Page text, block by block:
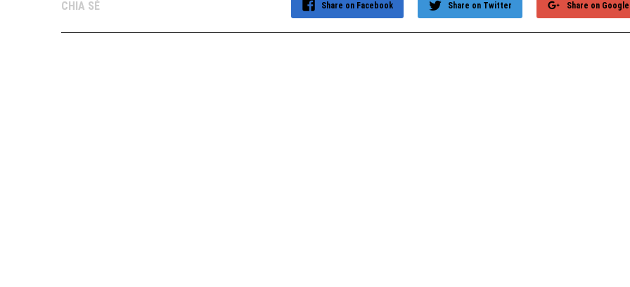
CHIA SẺ Share on
Share on Twitter
Share on Facebook